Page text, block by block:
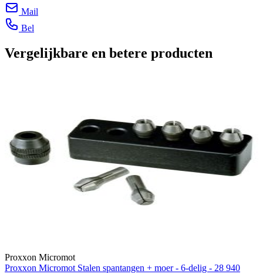
Mail
Bel
Vergelijkbare en betere producten
Proxxon Micromot
Proxxon Micromot Stalen spantangen + moer - 6-delig - 28 940